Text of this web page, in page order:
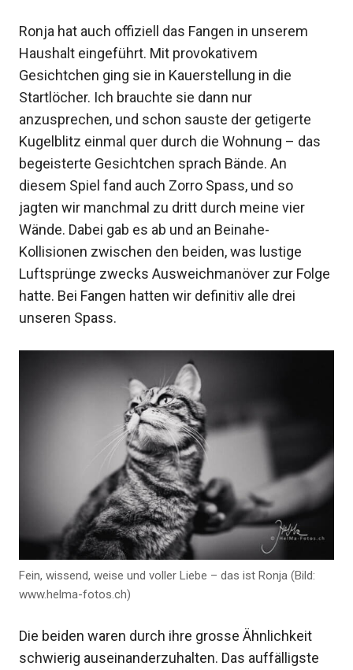
Ronja hat auch offiziell das Fangen in unserem
Haushalt eingeführt. Mit provokativem
Gesichtchen ging sie in Kauerstellung in die
Startlöcher. Ich brauchte sie dann nur
anzusprechen, und schon sauste der getigerte
Kugelblitz einmal quer durch die Wohnung – das
begeisterte Gesichtchen sprach Bände. An
diesem Spiel fand auch Zorro Spass, und so
jagten wir manchmal zu dritt durch meine vier
Wände. Dabei gab es ab und an Beinahe-
Kollisionen zwischen den beiden, was lustige
Luftsprünge zwecks Ausweichmanöver zur Folge
hatte. Bei Fangen hatten wir definitiv alle drei
unseren Spass.
Fein, wissend, weise und voller Liebe – das ist Ronja (Bild:
www.helma-fotos.ch)
Die beiden waren durch ihre grosse Ähnlichkeit
schwierig auseinanderzuhalten. Das auffälligste